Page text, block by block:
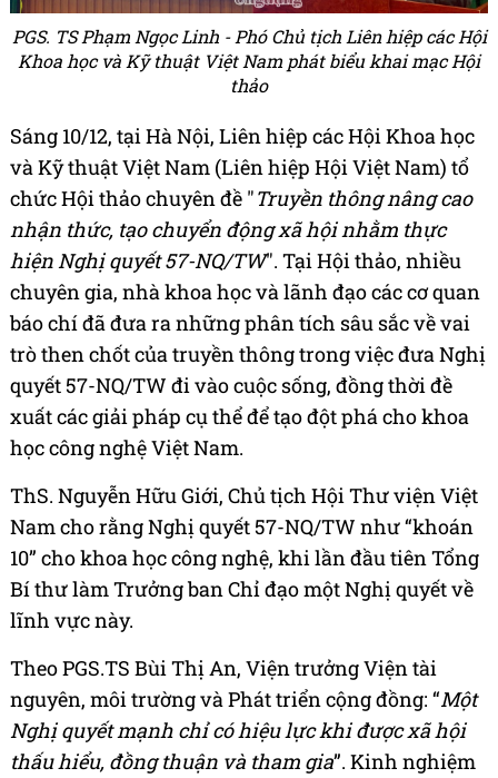
PGS. TS Phạm Ngọc Linh - Phó Chủ tịch Liên hiệp các Hội
Khoa học và Kỹ thuật Việt Nam phát biểu khai mạc Hội
thảo
Sáng 10/12, tại Hà Nội, Liên hiệp các Hội Khoa học
và Kỹ thuật Việt Nam (Liên hiệp Hội Việt Nam) tổ
chức Hội thảo chuyên đề "Truyền thông nâng cao
nhận thức, tạo chuyển động xã hội nhằm thực
hiện Nghị quyết 57-NQ/TW". Tại Hội thảo, nhiều
chuyên gia, nhà khoa học và lãnh đạo các cơ quan
báo chí đã đưa ra những phân tích sâu sắc về vai
trò then chốt của truyền thông trong việc đưa Nghị
quyết 57-NQ/TW đi vào cuộc sống, đồng thời đề
xuất các giải pháp cụ thể để tạo đột phá cho khoa
học công nghệ Việt Nam.
ThS. Nguyễn Hữu Giới, Chủ tịch Hội Thư viện Việt
Nam cho rằng Nghị quyết 57-NQ/TW như “khoán
10” cho khoa học công nghệ, khi lần đầu tiên Tổng
Bí thư làm Trưởng ban Chỉ đạo một Nghị quyết về
lĩnh vực này.
Theo PGS.TS Bùi Thị An, Viện trưởng Viện tài
nguyên, môi trường và Phát triển cộng đồng: “Một
Nghị quyết mạnh chỉ có hiệu lực khi được xã hội
thấu hiểu, đồng thuận và tham gia”. Kinh nghiệm